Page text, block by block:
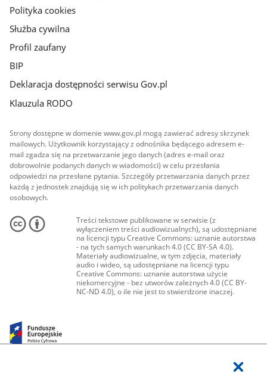
Polityka cookies
Służba cywilna
Profil zaufany
BIP
Deklaracja dostępności serwisu Gov.pl
Klauzula RODO
Strony dostępne w domenie www.gov.pl mogą zawierać adresy skrzynek
mailowych. Użytkownik korzystający z odnośnika będącego adresem e-
mail zgadza się na przetwarzanie jego danych (adres e-mail oraz
dobrowolnie podanych danych w wiadomości) w celu przesłania
odpowiedzi na przesłane pytania. Szczegóły przetwarzania danych przez
każdą z jednostek znajdują się w ich politykach przetwarzania danych
osobowych.
Treści tekstowe publikowane w serwisie (z
wyłączeniem treści audiowizualnych), są udostępniane
na licencji typu Creative Commons: uznanie autorstwa
- na tych samych warunkach 4.0 (CC BY-SA 4.0).
Materiały audiowizualne, w tym zdjęcia, materiały
audio i wideo, są udostępniane na licencji typu
Creative Commons: uznanie autorstwa użycie
niekomercyjne - bez utworów zależnych 4.0 (CC BY-
NC-ND 4.0), o ile nie jest to stwierdzone inaczej.